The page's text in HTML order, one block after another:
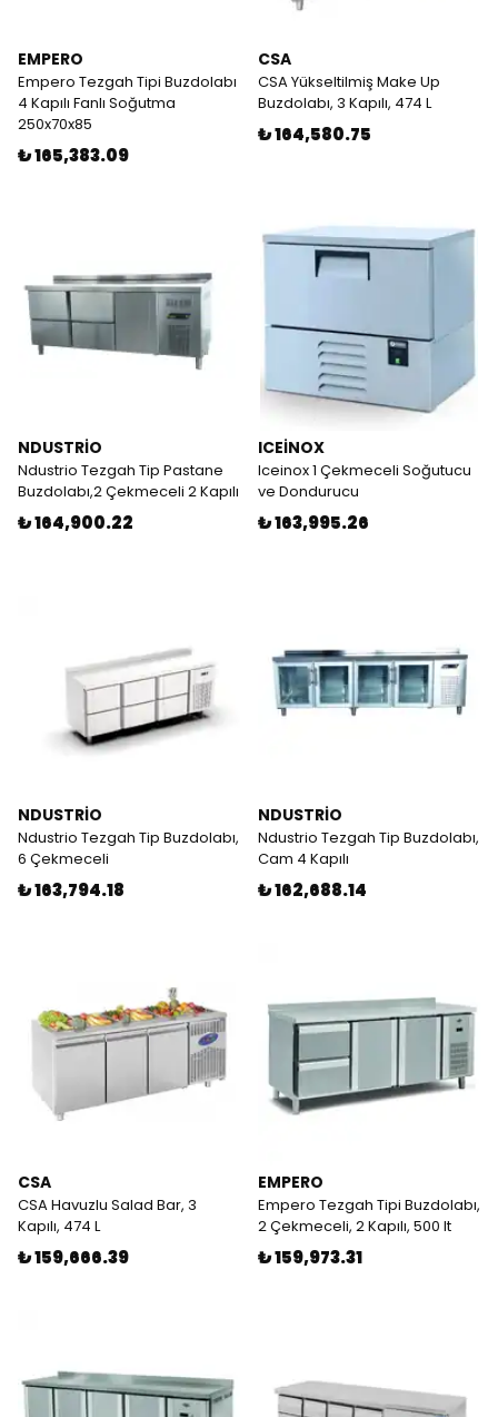
EMPERO
Empero Tezgah Tipi Buzdolabı
4 Kapılı Fanlı Soğutma
250x70x85
₺ 165,383.09
CSA
CSA Yükseltilmiş Make Up
Buzdolabı, 3 Kapılı, 474 L
₺ 164,580.75
NDUSTRİO
Ndustrio Tezgah Tip Pastane
Buzdolabı,2 Çekmeceli 2 Kapılı
₺ 164,900.22
ICEİNOX
Iceinox 1 Çekmeceli Soğutucu
ve Dondurucu
₺ 163,995.26
NDUSTRİO
Ndustrio Tezgah Tip Buzdolabı,
6 Çekmeceli
₺ 163,794.18
NDUSTRİO
Ndustrio Tezgah Tip Buzdolabı,
Cam 4 Kapılı
₺ 162,688.14
CSA
CSA Havuzlu Salad Bar, 3
Kapılı, 474 L
₺ 159,666.39
EMPERO
Empero Tezgah Tipi Buzdolabı,
2 Çekmeceli, 2 Kapılı, 500 lt
₺ 159,973.31